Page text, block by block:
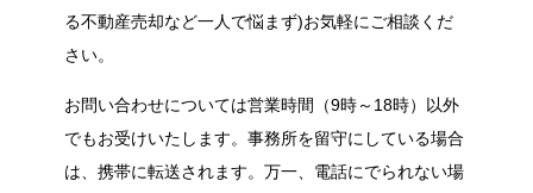
る不動産売却など一人で悩まず)お気軽にご相談くだ
さい。
お問い合わせについては営業時間（9時～18時）以外
でもお受けいたします。事務所を留守にしている場合
は、携帯に転送されます。万一、電話にでられない場